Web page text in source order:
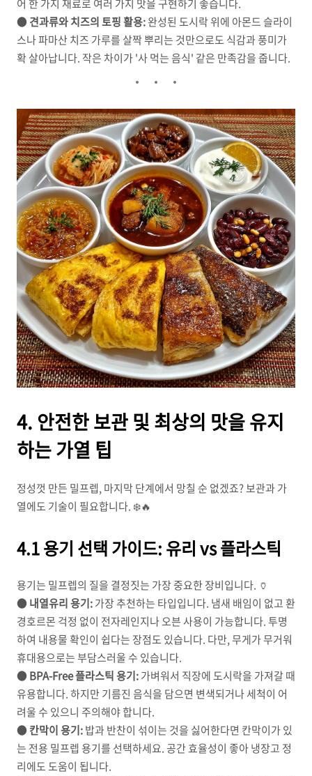
어 한 가지 재료로 여러 가지 맛을 구현하기 좋습니다.
●견과류와 치즈의 토핑 활용:완성된 도시락 위에 아몬드 슬라이
스나 파마산 치즈 가루를 살짝 뿌리는 것만으로도 식감과 풍미가
확 살아납니다. 작은 차이가 '사 먹는 음식' 같은 만족감을 줍니다.
4. 안전한 보관 및 최상의 맛을 유지
하는 가열 팁
정성껏 만든 밀프렙, 마지막 단계에서 망칠 순 없겠죠? 보관과 가
열에도 기술이 필요합니다. ❄️🔥
4.1 용기 선택 가이드: 유리 vs 플라스틱
용기는 밀프렙의 질을 결정짓는 가장 중요한 장비입니다. 🏺
●내열유리 용기:가장 추천하는 타입입니다. 냄새 배임이 없고 환
경호르몬 걱정 없이 전자레인지나 오븐 사용이 가능합니다. 투명
하여 내용물 확인이 쉽다는 장점도 있습니다. 다만, 무게가 무거워
휴대용으로는 부담스러울 수 있습니다.
●BPA-Free 플라스틱 용기:가벼워서 직장에 도시락을 가져갈 때
유용합니다. 하지만 기름진 음식을 담으면 변색되거나 세척이 어
려울 수 있으니 주의해야 합니다.
●칸막이 용기:밥과 반찬이 섞이는 것을 싫어한다면 칸막이가 있
는 전용 밀프렙 용기를 선택하세요. 공간 효율성이 좋아 냉장고 정
리에도 도움이 됩니다.